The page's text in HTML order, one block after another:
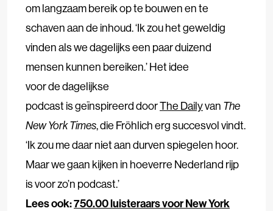
om langzaam bereik op te bouwen en te
schaven aan de inhoud. ‘Ik zou het geweldig
vinden als we dagelijks een paar duizend
mensen kunnen bereiken.’ Het idee
voor de dagelijkse
podcast is geïnspireerd doorThe Dailyvan The
New York Times, die Fröhlich erg succesvol vindt.
‘Ik zou me daar niet aan durven spiegelen hoor.
Maar we gaan kijken in hoeverre Nederland rijp
is voor zo’n podcast.’
Lees ook:750.00 luisteraars voor New York